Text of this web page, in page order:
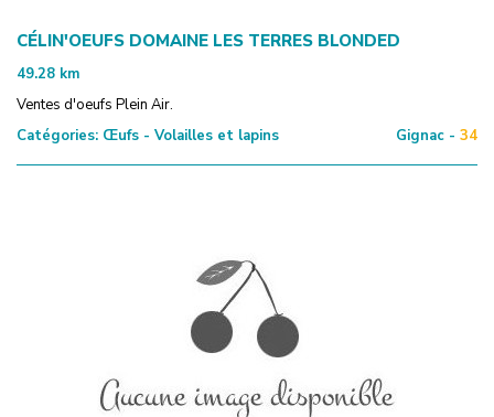
CÉLIN'OEUFS DOMAINE LES TERRES BLONDED
49.28 km
Ventes d'oeufs Plein Air.
Catégories: Œufs - Volailles et lapins Gignac - 34